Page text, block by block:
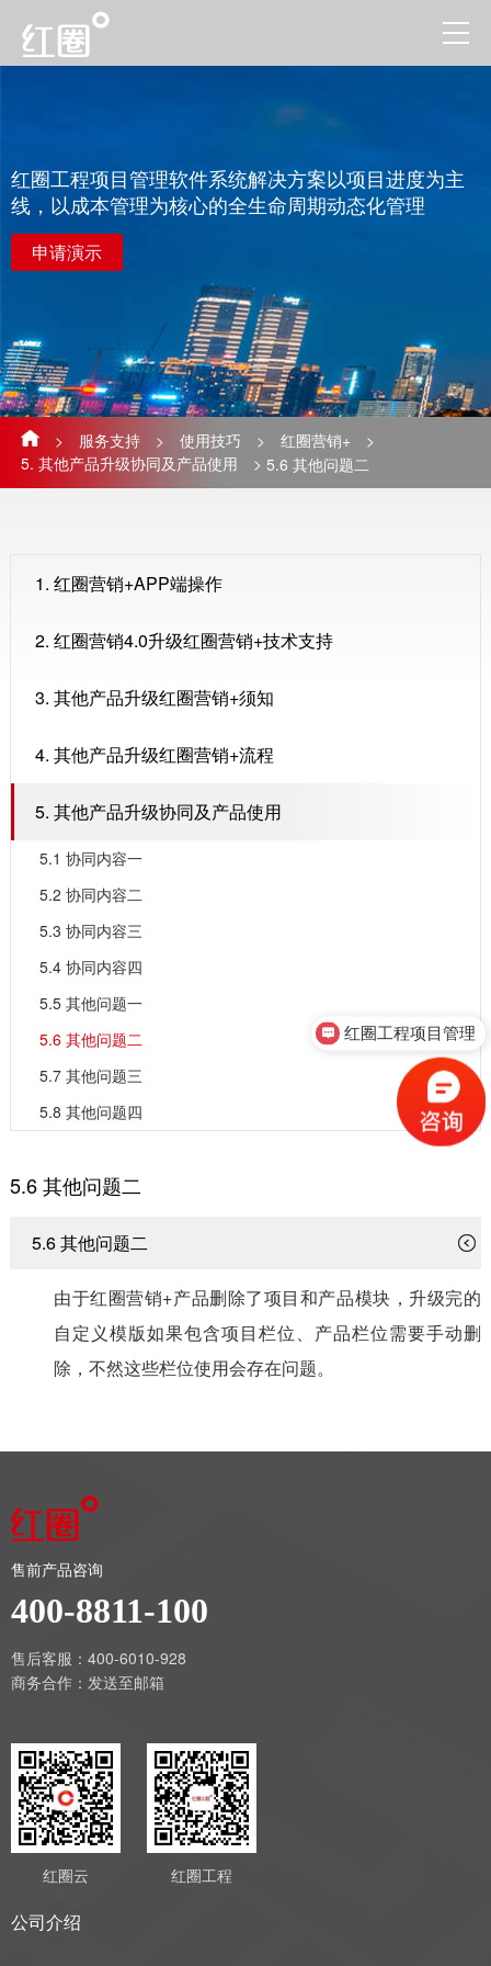
红圈工程项目管理软件系统解决方案以项目进度为主
线，以成本管理为核心的全生命周期动态化管理
申请演示
> 服务支持 > 使用技巧 > 红圈营销+
>
5. 其他产品升级协同及产品使用
> 5.6 其他问题二
1. 红圈营销+APP端操作
2. 红圈营销4.0升级红圈营销+技术支持
3. 其他产品升级红圈营销+须知
4. 其他产品升级红圈营销+流程
5. 其他产品升级协同及产品使用
5.1 协同内容一
5.2 协同内容二
5.3 协同内容三
5.4 协同内容四
5.5 其他问题一
5.6 其他问题二
5.7 其他问题三
5.8 其他问题四
5.6 其他问题二
5.6 其他问题二
由于红圈营销+产品删除了项目和产品模块，升级完的
自定义模版如果包含项目栏位、产品栏位需要手动删
除，不然这些栏位使用会存在问题。
售前产品咨询
400-8811-100
售后客服：400-6010-928
商务合作： 发送至邮箱
红圈云 红圈工程
公司介绍
红圈工程项目管理